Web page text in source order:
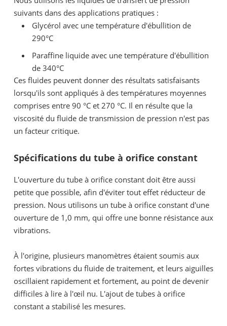
suivants dans des applications pratiques :
Glycérol avec une température d'ébullition de
290°C
Paraffine liquide avec une température d'ébullition
de 340°C
Ces fluides peuvent donner des résultats satisfaisants
lorsqu'ils sont appliqués à des températures moyennes
comprises entre 90 °C et 270 °C. Il en résulte que la
viscosité du fluide de transmission de pression n'est pas
un facteur critique.
Spécifications du tube à orifice constant
L'ouverture du tube à orifice constant doit être aussi
petite que possible, afin d'éviter tout effet réducteur de
pression. Nous utilisons un tube à orifice constant d'une
ouverture de 1,0 mm, qui offre une bonne résistance aux
vibrations.
À l'origine, plusieurs manomètres étaient soumis aux
fortes vibrations du fluide de traitement, et leurs aiguilles
oscillaient rapidement et fortement, au point de devenir
difficiles à lire à l'œil nu. L'ajout de tubes à orifice
constant a stabilisé les mesures.